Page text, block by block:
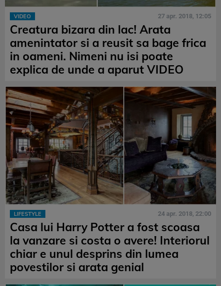
VIDEO 27 apr. 2018, 12:05
Creatura bizara din lac! Arata
amenintator si a reusit sa bage frica
in oameni. Nimeni nu isi poate
explica de unde a aparut VIDEO
LIFESTYLE 24 apr. 2018, 22:00
Casa lui Harry Potter a fost scoasa
la vanzare si costa o avere! Interiorul
chiar e unul desprins din lumea
povestilor si arata genial